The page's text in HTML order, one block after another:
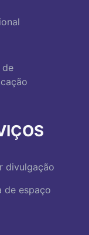
de
divulgação
de espaço